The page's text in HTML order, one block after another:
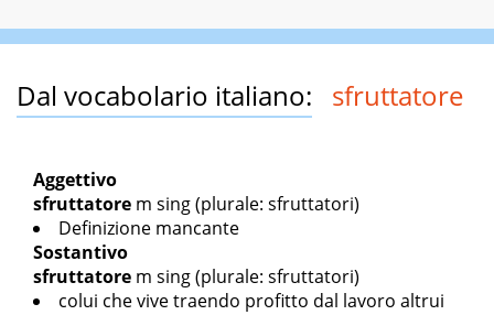
Dal vocabolario italiano: sfruttatore
Aggettivo
sfruttatore m sing(plurale: sfruttatori)
Definizione mancante
Sostantivo
sfruttatore m sing(plurale: sfruttatori)
colui che vive traendo profitto dal lavoro altrui